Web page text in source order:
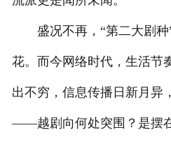
盛况不再，“第二大剧种
花。而今网络时代，生活节
出不穷，信息传播日新月异
——越剧向何处突围？是摆